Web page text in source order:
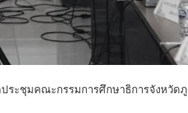
ระชุมคณะกรรมการศึกษาธิการจังหวัดภู